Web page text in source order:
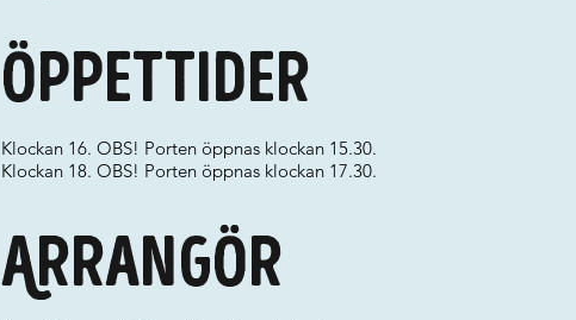
Arrangör
Öppettider
Klockan 16. OBS! Porten öppnas klockan 15.30.
Klockan 18. OBS! Porten öppnas klockan 17.30.